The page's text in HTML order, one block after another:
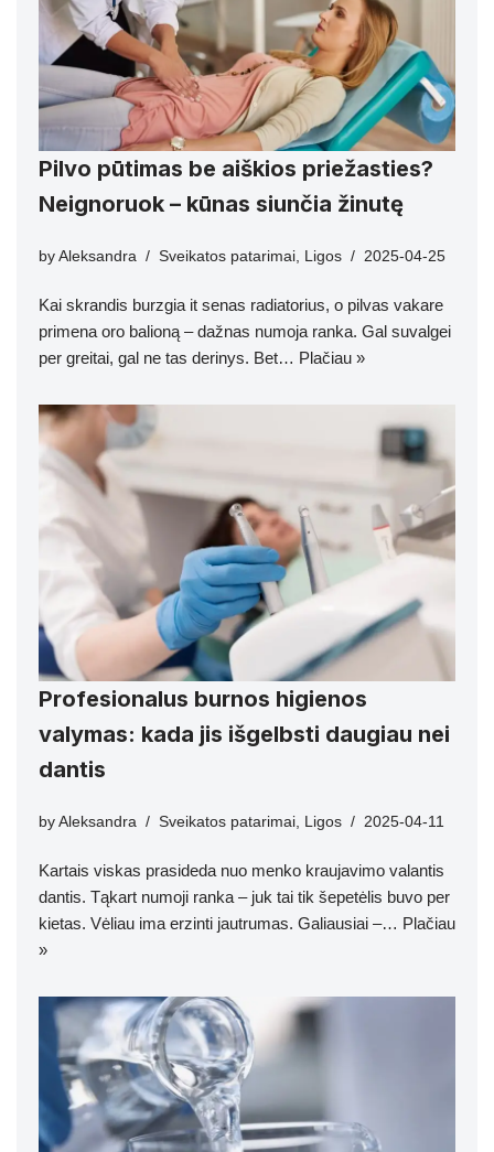
Pilvo pūtimas be aiškios priežasties?
Neignoruok – kūnas siunčia žinutę
by Aleksandra Sveikatos patarimai Ligos 2025-04-25
Kai skrandis burzgia it senas radiatorius, o pilvas vakare
primena oro balioną – dažnas numoja ranka. Gal suvalgei
per greitai, gal ne tas derinys. Bet… Plačiau »
Profesionalus burnos higienos
valymas: kada jis išgelbsti daugiau nei
dantis
by Aleksandra Sveikatos patarimai, Ligos 2025-04-11
Kartais viskas prasideda nuo menko kraujavimo valantis
dantis. Tąkart numoji ranka – juk tai tik šepetėlis buvo per
kietas. Vėliau ima erzinti jautrumas. Galiausiai –… Plačiau
»